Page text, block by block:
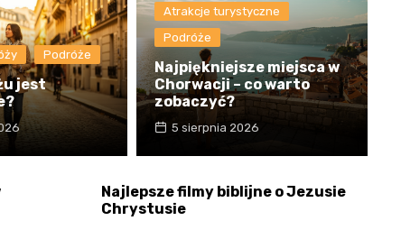
Podróże
jest
Atrakcje turystyczne
Podróże
Najpiękniejsze miejsca w
Chorwacji – co warto
zobaczyć?
5 sierpnia 2026
Najlepsze filmy biblijne o Jezusie
Chrystusie